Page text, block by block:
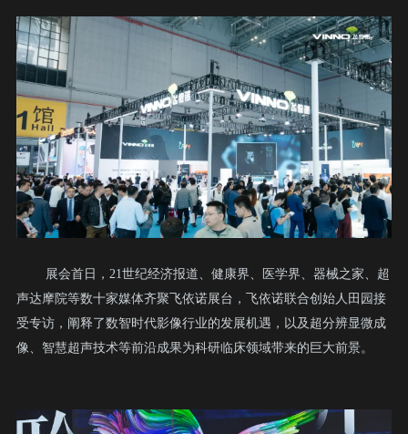
展会首日，21世纪经济报道、健康界、医学界、器械之家、超
声达摩院等数十家媒体齐聚飞依诺展台，飞依诺联合创始人田园接
受专访，阐释了数智时代影像行业的发展机遇，以及超分辨显微成
像、智慧超声技术等前沿成果为科研临床领域带来的巨大前景。